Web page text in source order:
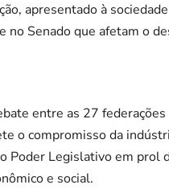
apresentado à
no Senado que afetam o
entre as 27
o compromisso da
Poder Legislativo em prol
e social.